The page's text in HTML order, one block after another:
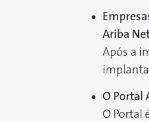
Ariba
Após a
O Portal
O Portal